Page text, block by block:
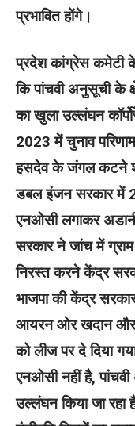
प्रभावित होंगे।
प्रदेश कांग्रेस कमेटी के
कि पांचवी अनुसूची के
का खुला उल्लंघन
2023 में चुनाव
हसदेव के जंगल कटने
डबल इंजन सरकार में
एनओसी लगाकर अडानी
सरकार ने जांच में
निरस्त करने केंद्र
भाजपा की केंद्र
आयरन ओर खदान और
को लीज पर दे दिया
एनओसी नहीं है,
उल्लंघन किया जा